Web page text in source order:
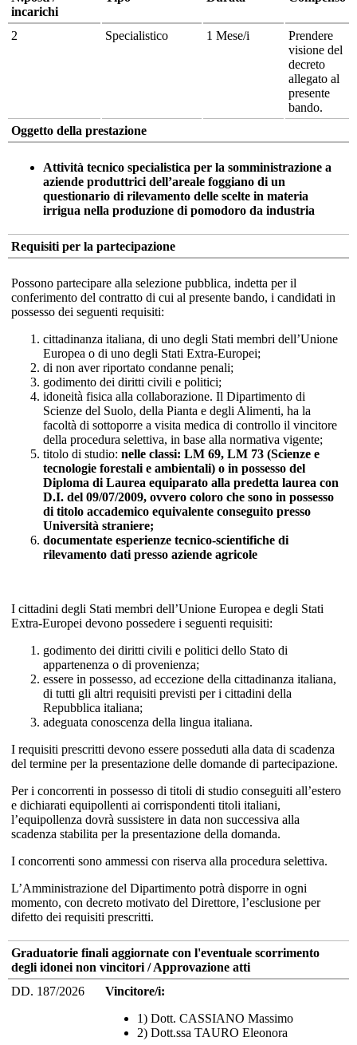
incarichi
2 Specialistico 1 Mese/i
Prendere
visione del
decreto
allegato al
presente
bando.
Oggetto della prestazione
Attività tecnico specialistica per la somministrazione a
aziende produttrici dell’areale foggiano di un
questionario di rilevamento delle scelte in materia
irrigua nella produzione di pomodoro da industria
Requisiti per la partecipazione
Possono partecipare alla selezione pubblica, indetta per il
conferimento del contratto di cui al presente bando, i candidati in
possesso dei seguenti requisiti:
cittadinanza italiana, di uno degli Stati membri dell’Unione
Europea o di uno degli Stati Extra-Europei;
di non aver riportato condanne penali;
godimento dei diritti civili e politici;
idoneità fisica alla collaborazione. Il Dipartimento di
Scienze del Suolo, della Pianta e degli Alimenti, ha la
facoltà di sottoporre a visita medica di controllo il vincitore
della procedura selettiva, in base alla normativa vigente;
titolo di studio: nelle classi: LM 69, LM 73 (Scienze e
tecnologie forestali e ambientali) o in possesso del
Diploma di Laurea equiparato alla predetta laurea con
D.I. del 09/07/2009, ovvero coloro che sono in possesso
di titolo accademico equivalente conseguito presso
Università straniere;
documentate esperienze tecnico-scientifiche di
rilevamento dati presso aziende agricole
I cittadini degli Stati membri dell’Unione Europea e degli Stati
Extra-Europei devono possedere i seguenti requisiti:
godimento dei diritti civili e politici dello Stato di
appartenenza o di provenienza;
essere in possesso, ad eccezione della cittadinanza italiana,
di tutti gli altri requisiti previsti per i cittadini della
Repubblica italiana;
adeguata conoscenza della lingua italiana.
I requisiti prescritti devono essere posseduti alla data di scadenza
del termine per la presentazione delle domande di partecipazione.
Per i concorrenti in possesso di titoli di studio conseguiti all’estero
e dichiarati equipollenti ai corrispondenti titoli italiani,
l’equipollenza dovrà sussistere in data non successiva alla
scadenza stabilita per la presentazione della domanda.
I concorrenti sono ammessi con riserva alla procedura selettiva.
L’Amministrazione del Dipartimento potrà disporre in ogni
momento, con decreto motivato del Direttore, l’esclusione per
difetto dei requisiti prescritti.
Graduatorie finali aggiornate con l'eventuale scorrimento
degli idonei non vincitori / Approvazione atti
DD. 187/2026
Vincitore/i:
1) Dott. CASSIANO Massimo
2) Dott.ssa TAURO Eleonora